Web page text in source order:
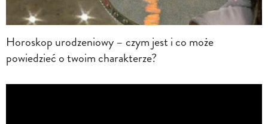
Horoskop urodzeniowy – czym jest i co może
powiedzieć o twoim charakterze?